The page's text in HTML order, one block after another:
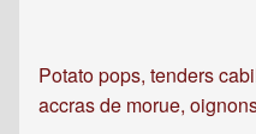
Potato pops, tenders
accras de morue,